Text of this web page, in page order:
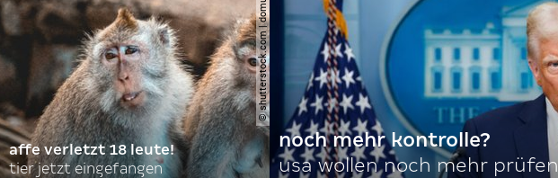
© shutterstock.com | domuephoto
affe verletzt 18 leute!
tier jetzt eingefangen
noch mehr kontrolle?
usa wollen noch mehr prüfen